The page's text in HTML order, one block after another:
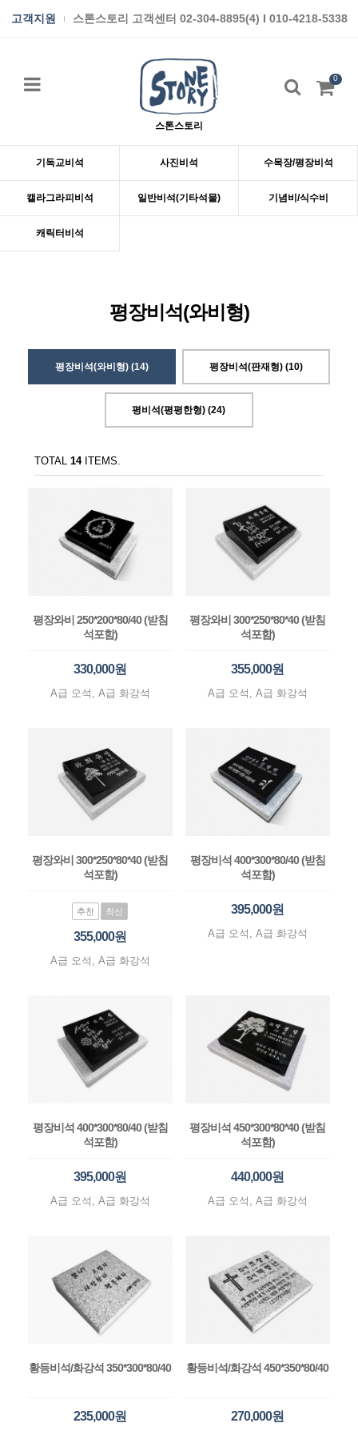
고객지원 스톤스토리 고객센터 02-304-8895(4) I 010-4218-5338
스톤스토리
0
기독교비석 사진비석 수목장/평장비석
캘라그라피비석 일반비석(기타석물) 기념비/식수비
캐릭터비석
평장비석(와비형)
평장비석(와비형) (14) 평장비석(판재형) (10)
평비석(평평한형) (24)
TOTAL 14ITEMS.
평장와비 250*200*80/40 (받침
석포함)
330,000원
A급 오석, A급 화강석
평장와비 300*250*80*40 (받침
석포함)
355,000원
A급 오석, A급 화강석
평장와비 300*250*80*40 (받침
석포함)
추천 최신
355,000원
A급 오석, A급 화강석
평장비석 400*300*80/40 (받침
석포함)
395,000원
A급 오석, A급 화강석
평장비석 400*300*80/40 (받침
석포함)
395,000원
A급 오석, A급 화강석
평장비석 450*300*80*40 (받침
석포함)
440,000원
A급 오석, A급 화강석
황등비석/화강석 350*300*80/40
235,000원
황등비석/화강석 450*350*80/40
270,000원